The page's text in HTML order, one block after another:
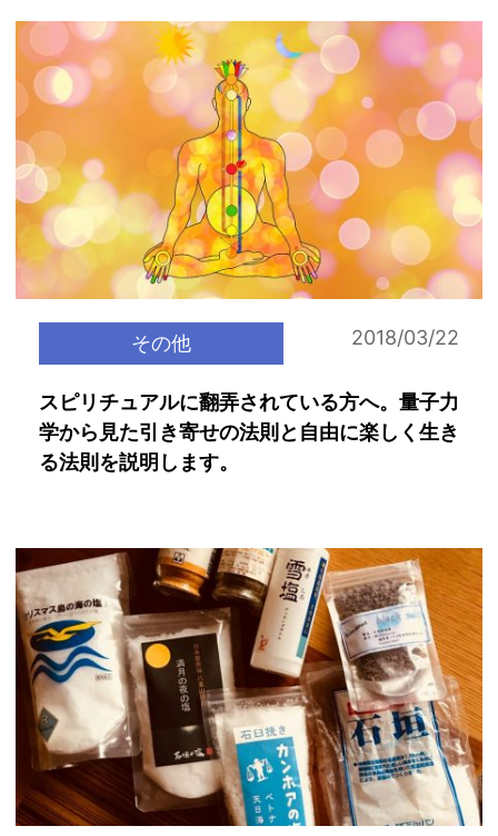
その他 2018/03/22
スピリチュアルに翻弄されている方へ。量子力
学から見た引き寄せの法則と自由に楽しく生き
る法則を説明します。